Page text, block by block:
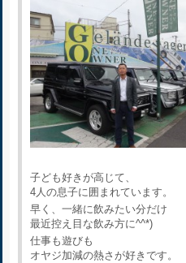
子ども好きが高じて、
4人の息子に囲まれています。
早く、一緒に飲みたい分だけ
最近控え目な飲み方に^^*)
仕事も遊びも
オヤジ加減の熱さが好きです。